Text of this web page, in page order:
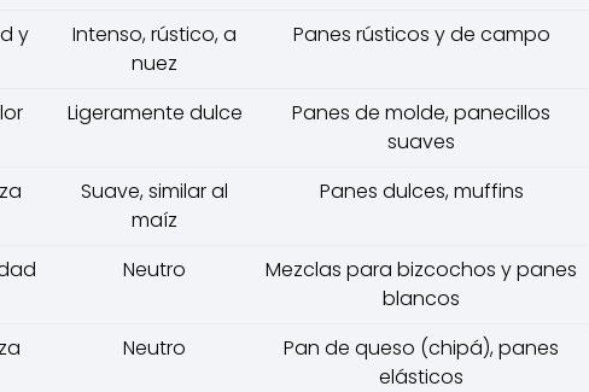
y
Intenso, rústico, a
nuez
Panes rústicos y de campo
Ligeramente dulce
Panes de molde, panecillos
suaves
Suave, similar al
maíz
Panes dulces, muffins
Neutro
Mezclas para bizcochos y panes
blancos
Neutro
Pan de queso (chipá), panes
elásticos